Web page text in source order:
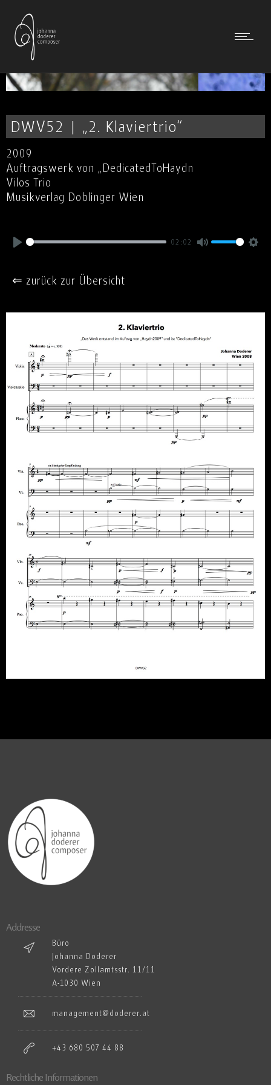
DWV52 | „2. Klaviertrio“
2009
Auftragswerk von „DedicatedToHaydn
Vilos Trio
Musikverlag Doblinger Wien
02:02
⇐ zurück zur Übersicht
Addresse
Büro
Johanna Doderer
Vordere Zollamtsstr. 11/11
A-1030 Wien
management@doderer.at
+43 680 507 44 88
Rechtliche Informationen